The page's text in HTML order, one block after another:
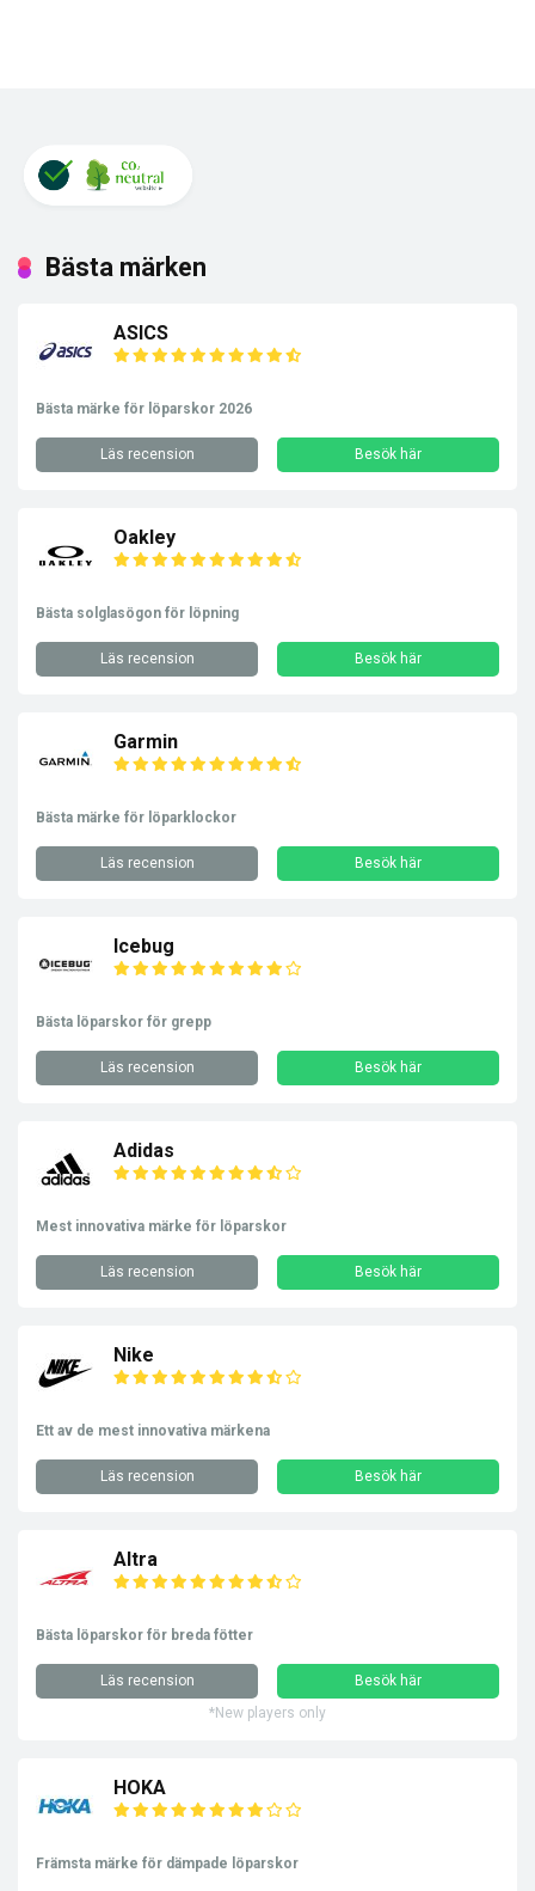
Bästa märken
ASICS
Bästa märke för löparskor 2026
Läs recension Besök här
Oakley
Bästa solglasögon för löpning
Läs recension Besök här
Garmin
Bästa märke för löparklockor
Läs recension Besök här
Icebug
Bästa löparskor för grepp
Läs recension Besök här
Adidas
Mest innovativa märke för löparskor
Läs recension Besök här
Nike
Ett av de mest innovativa märkena
Läs recension Besök här
Altra
Bästa löparskor för breda fötter
Läs recension
Besök här
*New players only
HOKA
Främsta märke för dämpade löparskor